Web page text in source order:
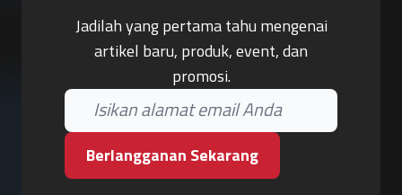
Jadilah yang pertama tahu mengenai
artikel baru, produk, event, dan
promosi.
Berlangganan Sekarang